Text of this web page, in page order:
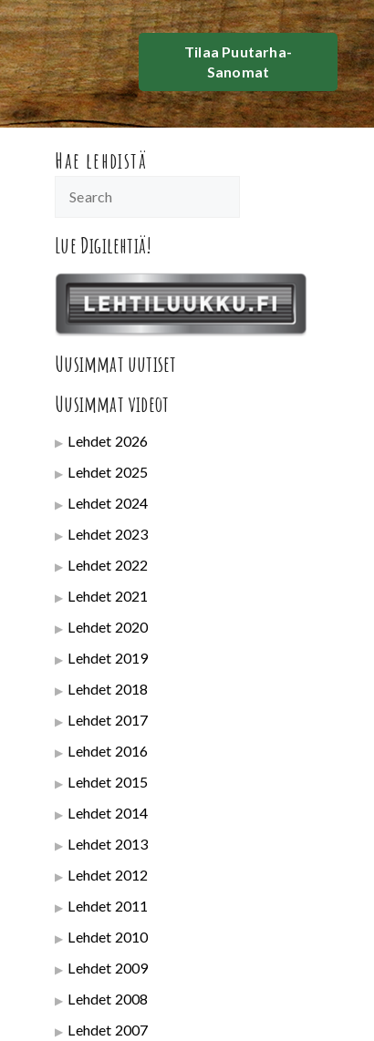
Tilaa Puutarha-
Sanomat
Hae lehdistä
Lue Digilehtiä!
Uusimmat uutiset
Uusimmat videot
Lehdet 2026
Lehdet 2025
Lehdet 2024
Lehdet 2023
Lehdet 2022
Lehdet 2021
Lehdet 2020
Lehdet 2019
Lehdet 2018
Lehdet 2017
Lehdet 2016
Lehdet 2015
Lehdet 2014
Lehdet 2013
Lehdet 2012
Lehdet 2011
Lehdet 2010
Lehdet 2009
Lehdet 2008
Lehdet 2007